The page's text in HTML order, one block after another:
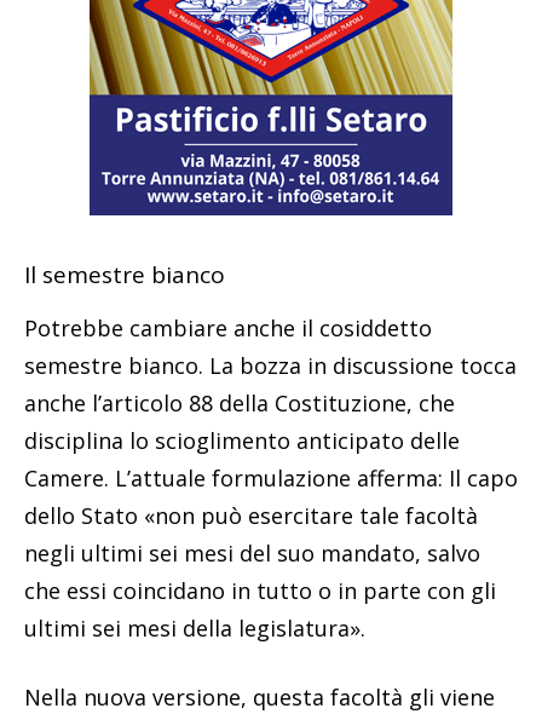
Il semestre bianco
Potrebbe cambiare anche il cosiddetto
semestre bianco. La bozza in discussione tocca
anche l’articolo 88 della Costituzione, che
disciplina lo scioglimento anticipato delle
Camere. L’attuale formulazione afferma: Il capo
dello Stato «non può esercitare tale facoltà
negli ultimi sei mesi del suo mandato, salvo
che essi coincidano in tutto o in parte con gli
ultimi sei mesi della legislatura».
Nella nuova versione, questa facoltà gli viene